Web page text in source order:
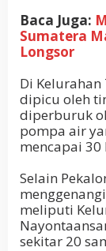
Baca Juga:
Sumatera
Longsor
Di
dipicu oleh
diperburuk
pompa air
mencapai 30
Selain
meliputi
sekitar 20